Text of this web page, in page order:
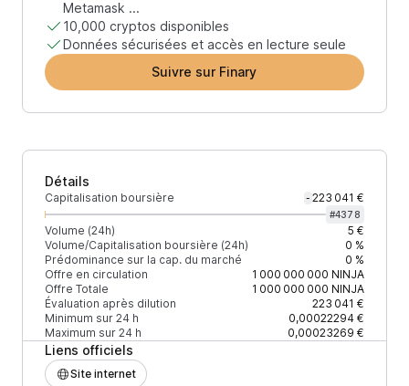
Metamask ...
10,000 cryptos disponibles
Données sécurisées et accès en lecture seule
Suivre sur Finary
Détails
Capitalisation boursière - 223 041 €
#4378
Volume (24h)
5 €
Volume/Capitalisation boursière (24h)
0 %
Prédominance sur la cap. du marché
0 %
Offre en circulation
1 000 000 000 NINJA
Offre Totale
1 000 000 000 NINJA
Évaluation après dilution
223 041 €
Minimum sur 24 h
0,00022294 €
Maximum sur 24 h
0,00023269 €
Liens officiels
Site internet